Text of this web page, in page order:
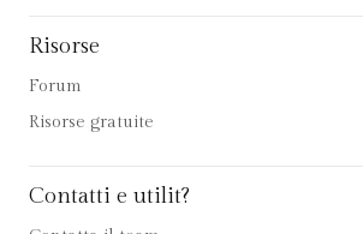
Risorse
Forum
Risorse gratuite
Contatti e utilit?